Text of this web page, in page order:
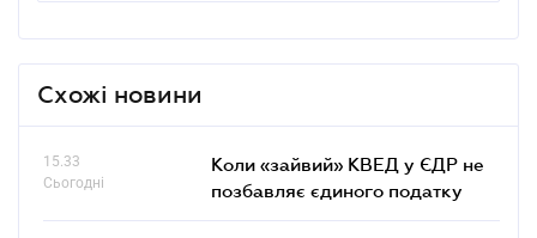
Схожі новини
15.33
Сьогодні
Коли «зайвий» КВЕД у ЄДР не
позбавляє єдиного податку